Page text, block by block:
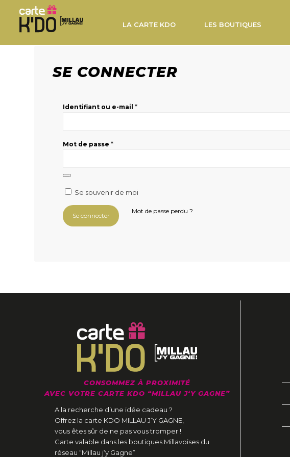
LA CARTE KDO LES BOUTIQUES
SE CONNECTER
Identifiant ou e-mail*
Mot de passe*
Se souvenir de moi
Se connecter
Mot de passe perdu ?
CONSOMMEZ À PROXIMITÉ
AVEC VOTRE CARTE KDO “MILLAU J‘Y GAGNE”
A la recherche d’une idée cadeau ?
Offrez la carte KDO MILLAU J’Y GAGNE,
vous êtes sûr de ne pas vous tromper !
Carte valable dans les boutiques Millavoises du
réseau “Millau j‘y Gagne”